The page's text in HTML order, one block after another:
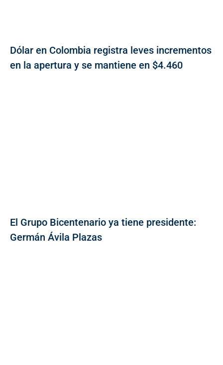
Dólar en Colombia registra leves incrementos
en la apertura y se mantiene en $4.460
El Grupo Bicentenario ya tiene presidente:
Germán Ávila Plazas